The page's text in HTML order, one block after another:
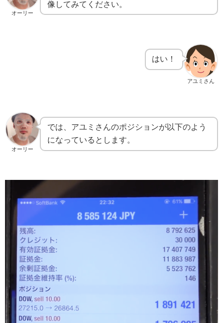
オーリー
像してみてください。
アユミさん
はい！
オーリー
では、アユミさんのポジションが以下のよう
になっているとします。